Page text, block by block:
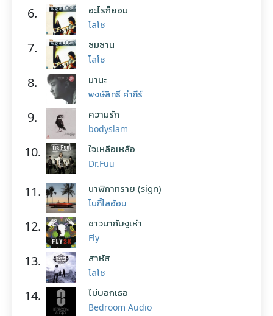
6. อะไรก็ยอม
โลโซ
7. ซมซาน
โลโซ
8. มานะ
พงษ์สิทธิ์ คำภีร์
9. ความรัก
bodyslam
10. ใจเหลือเหลือ
Dr.Fuu
11. นาฬิกาทราย (sign)
โบกี้ไลอ้อน
12. ชาวนากับงูเห่า
Fly
13. สาหัส
โลโซ
14. ไม่บอกเธอ
Bedroom Audio